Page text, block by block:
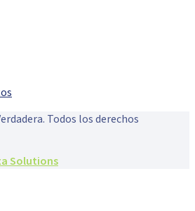
Todos los derechos
Solutions